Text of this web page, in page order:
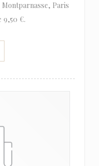
Paris
9,50 €.
UNE NOUVELLE FENÊTRE))